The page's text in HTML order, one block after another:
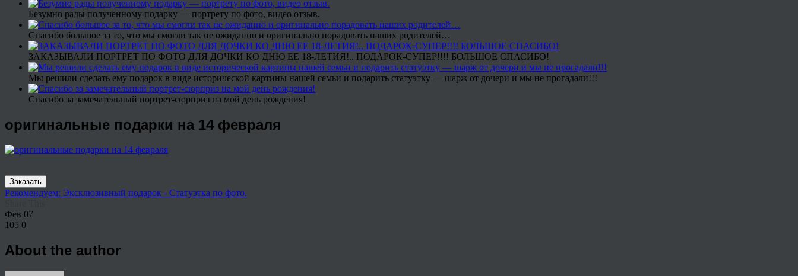
Безумно рады полученному подарку — портрету по фото, видео отзыв.
Спасибо большое за то, что мы смогли так не ожиданно и оригинально порадовать наших родителей…
ЗАКАЗЫВАЛИ ПОРТРЕТ ПО ФОТО ДЛЯ ДОЧКИ КО ДНЮ ЕЕ 18-ЛЕТИЯ!.. ПОДАРОК-СУПЕР!!!! БОЛЬШОЕ СПАСИБО!
Мы решили сделать ему подарок в виде исторической картины нашей семьи и подарить статуэтку — шарж от дочери и мы не прогадали!!!
Спасибо за замечательный портрет-сюрприз на мой день рождения!
оригинальные подарки на 14 февраля
Заказать
Рекомендуем: Эксклюзивный подарок - Статуэтка по фото.
Фев 07
105 0
About the author